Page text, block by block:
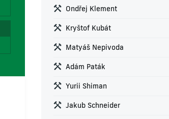
Ondřej Klement
Kryštof Kubát
Matyáš Nepivoda
Adám Paták
Yurii Shiman
Jakub Schneider